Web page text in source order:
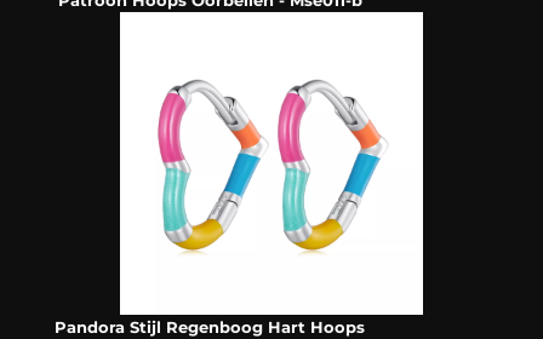
Pandora Stijl Regenboog Hart Hoops